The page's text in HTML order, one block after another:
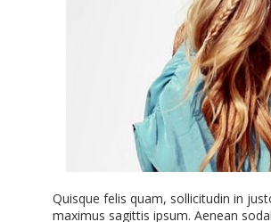
Quisque felis quam, sollicitudin in
maximus sagittis ipsum. Aenean